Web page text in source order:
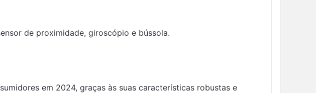
de proximidade, giroscópio e bússola.
em 2024, graças às suas características robustas e